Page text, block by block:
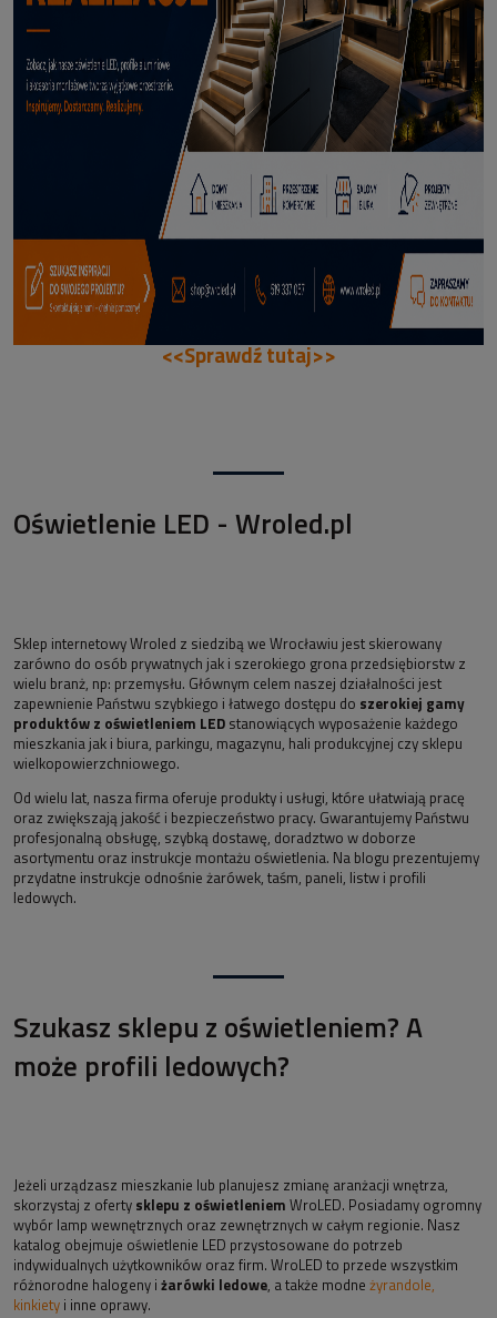
70,50 zł
DODAJ DO KOSZYKA
<<Sprawdź tutaj>>
Oświetlenie LED - Wroled.pl
Sklep internetowy Wroled z siedzibą we Wrocławiu jest skierowany
zarówno do osób prywatnych jak i szerokiego grona przedsiębiorstw z
wielu branż, np: przemysłu. Głównym celem naszej działalności jest
zapewnienie Państwu szybkiego i łatwego dostępu do szerokiej gamy
produktów z oświetleniem LED stanowiących wyposażenie każdego
mieszkania jak i biura, parkingu, magazynu, hali produkcyjnej czy sklepu
wielkopowierzchniowego.
Od wielu lat, nasza firma oferuje produkty i usługi, które ułatwiają pracę
oraz zwiększają jakość i bezpieczeństwo pracy. Gwarantujemy Państwu
profesjonalną obsługę, szybką dostawę, doradztwo w doborze
asortymentu oraz instrukcje montażu oświetlenia. Na blogu prezentujemy
przydatne instrukcje odnośnie żarówek, taśm, paneli, listw i profili
ledowych.
Szukasz sklepu z oświetleniem? A
może profili ledowych?
Jeżeli urządzasz mieszkanie lub planujesz zmianę aranżacji wnętrza,
skorzystaj z oferty sklepu z oświetleniem WroLED. Posiadamy ogromny
wybór lamp wewnętrznych oraz zewnętrznych w całym regionie. Nasz
katalog obejmuje oświetlenie LED przystosowane do potrzeb
indywidualnych użytkowników oraz firm. WroLED to przede wszystkim
różnorodne halogeny i żarówki ledowe, a także modne żyrandole,
kinkiety i inne oprawy.